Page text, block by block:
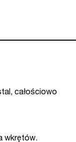
całościowo
wkrętów.